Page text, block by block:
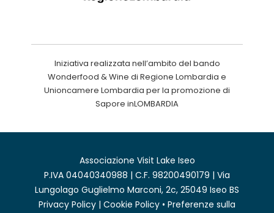
Iniziativa realizzata nell’ambito del bando
Wonderfood & Wine di Regione Lombardia e
Unioncamere Lombardia per la promozione di
Sapore inLOMBARDIA
Associazione Visit Lake Iseo
P.IVA 04040340988 | C.F. 98200490179 | Via
Lungolago Guglielmo Marconi, 2c, 25049 Iseo BS
Privacy Policy | Cookie Policy • Preferenze sulla